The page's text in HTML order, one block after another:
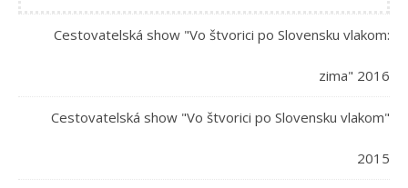
Cestovatelská show "Vo štvorici po Slovensku vlakom:
zima" 2016
Cestovatelská show "Vo štvorici po Slovensku vlakom"
2015